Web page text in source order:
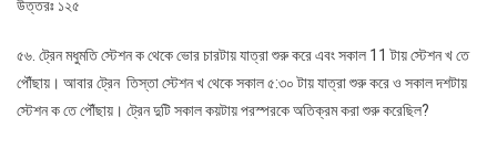
উত্তরঃ ১২৫
৫৬. ট্রেন মধুমতি স্টেশন ক থেকে ভোর চারটায় যাত্রা শুরু করে এবং সকাল 11 টায় স্টেশন খ তে
পৌঁছায়। আবার ট্রেন তিস্তা স্টেশন খ থেকে সকাল ৫:৩০ টায় যাত্রা শুরু করে ও সকাল দশটায়
স্টেশন ক তে পৌঁছায়। ট্রেন দুটি সকাল কয়টায় পরস্পরকে অতিক্রম করা শুরু করেছিল?